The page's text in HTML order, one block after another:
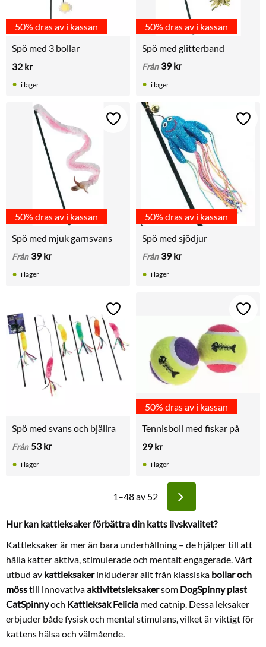
50% dras av i kassan
Spö med 3 bollar
32 kr
i lager
50% dras av i kassan
Spö med glitterband
Från 39kr
i lager
50% dras av i kassan
Spö med mjuk garnsvans
Från 39kr
Lägg till i favoriter
i lager
50% dras av i kassan
Spö med sjödjur
Från 39kr
Lägg
i lager
Spö med svans och bjällra
Från 53kr
Lägg till i favoriter
i lager
50% dras av i kassan
Tennisboll med fiskar på
29kr
Lägg
i lager
1–48av 52
Hur kan kattleksaker förbättra din katts livskvalitet?
Kattleksaker är mer än bara underhållning – de hjälper till att
hålla katter aktiva, stimulerade och mentalt engagerade. Vårt
utbud av kattleksakerinkluderar allt från klassiska bollar och
mösstill innovativaaktivitetsleksakersom DogSpinny plast
CatSpinnyoch Kattleksak Felicia med catnip. Dessa leksaker
erbjuder både fysisk och mental stimulans, vilket är viktigt för
kattens hälsa och välmående.